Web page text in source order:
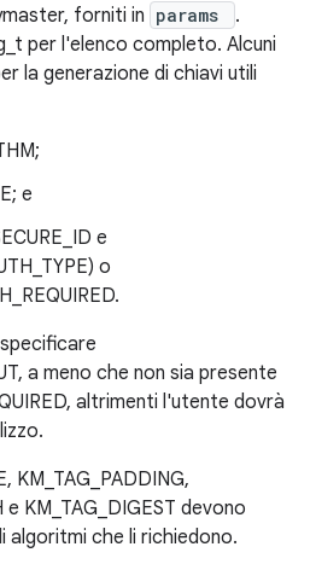
forniti in params
.
per l'elenco completo. Alcuni
la generazione di chiavi utili
e
e
o
a meno che non sia presente
altrimenti l'utente dovrà
KM_TAG_PADDING,
e KM_TAG_DIGEST devono
algoritmi che li richiedono.